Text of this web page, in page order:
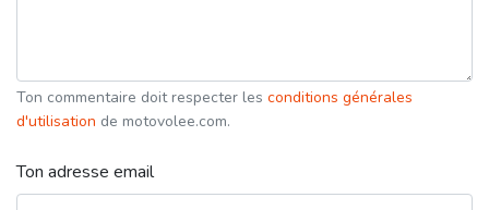
Ton commentaire doit respecter les conditions générales
d'utilisation de motovolee.com.
Ton adresse email